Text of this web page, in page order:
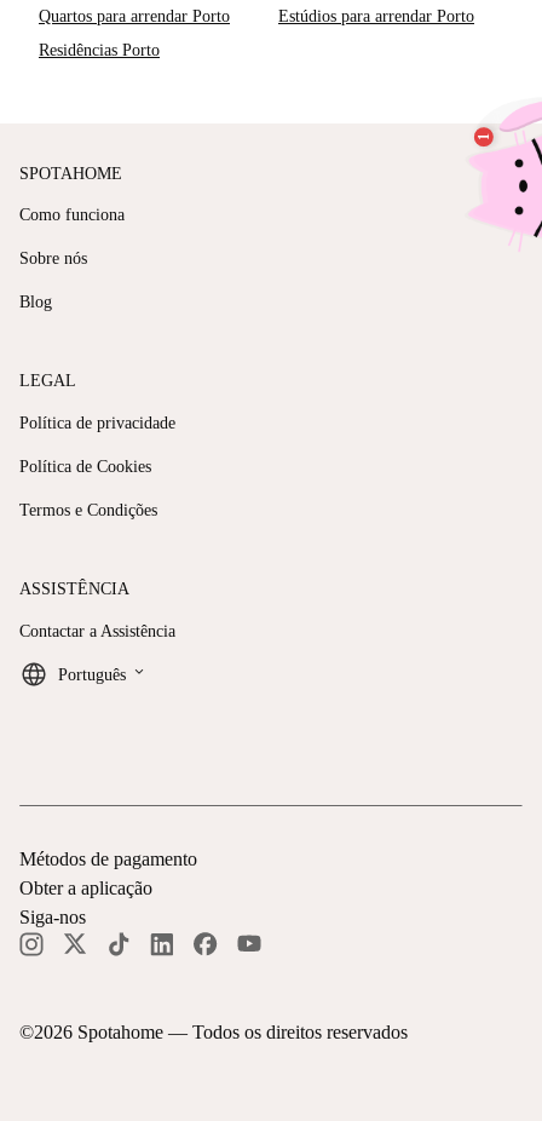
Quartos para arrendar Porto
Estúdios para arrendar Porto
Residências Porto
SPOTAHOME
Como funciona
Sobre nós
Blog
LEGAL
Política de privacidade
Política de Cookies
Termos e Condições
ASSISTÊNCIA
Contactar a Assistência
Português keyboard_arrow_down
©2026 Spotahome — Todos os direitos reservados
Métodos de pagamento
Obter a aplicação
Siga-nos